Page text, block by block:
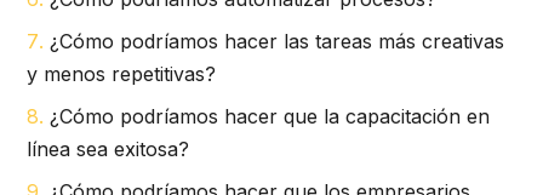
¿Cómo podríamos hacer las tareas más creativas
y menos repetitivas?
¿Cómo podríamos hacer que la capacitación en
línea sea exitosa?